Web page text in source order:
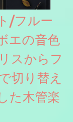
/フルー
エの音色
スからフ
切り替え
た木管楽